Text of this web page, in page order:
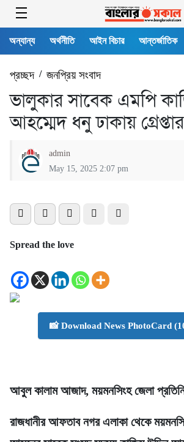
অন্যান্য অর্থনীতি আইন বিচার আন্তর্জাতিক
প্রচ্ছদ/ জনপ্রিয় সংবাদ
ভালুকার সাবেক এমপি
আহম্মেদ ধনু ঢাকায় গ্রেপ্তার
admin
May 15, 2025 2:07 pm
Spread the love
📸 Download News PhotoCard
আবুল কালাম আজাদ, ময়মনসিংহ জেলা
রাজধানীর আফতাব নগর এলাকা থেকে